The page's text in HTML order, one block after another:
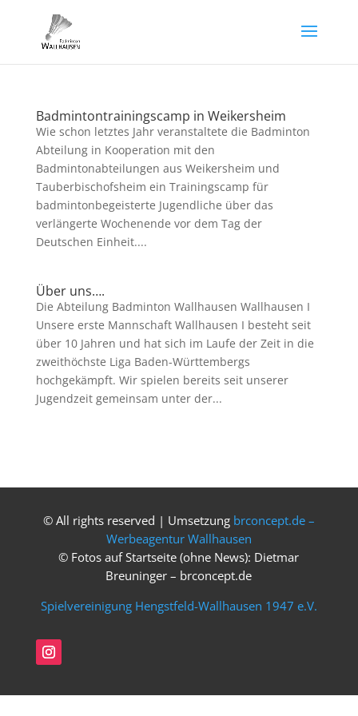
Badmintontrainingscamp in Weikersheim
Wie schon letztes Jahr veranstaltete die Badminton
Abteilung in Kooperation mit den
Badmintonabteilungen aus Weikersheim und
Tauberbischofsheim ein Trainingscamp für
badmintonbegeisterte Jugendliche über das
verlängerte Wochenende vor dem Tag der
Deutschen Einheit....
Über uns….
Die Abteilung Badminton Wallhausen Wallhausen I
Unsere erste Mannschaft Wallhausen I besteht seit
über 10 Jahren und hat sich im Laufe der Zeit in die
zweithöchste Liga Baden-Württembergs
hochgekämpft. Wir spielen bereits seit unserer
Jugendzeit gemeinsam unter der...
© All rights reserved | Umsetzung brconcept.de –
Werbeagentur Wallhausen
© Fotos auf Startseite (ohne News): Dietmar
Breuninger – brconcept.de
Spielvereinigung Hengstfeld-Wallhausen 1947 e.V.